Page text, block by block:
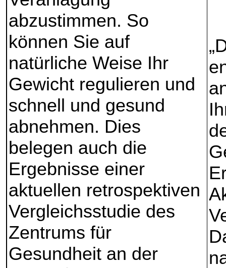
abzustimmen. So
können Sie auf
natürliche Weise Ihr
Gewicht regulieren und
schnell und gesund
abnehmen. Dies
belegen auch die
Ergebnisse einer
aktuellen retrospektiven
Vergleichsstudie des
Zentrums für
Gesundheit an der